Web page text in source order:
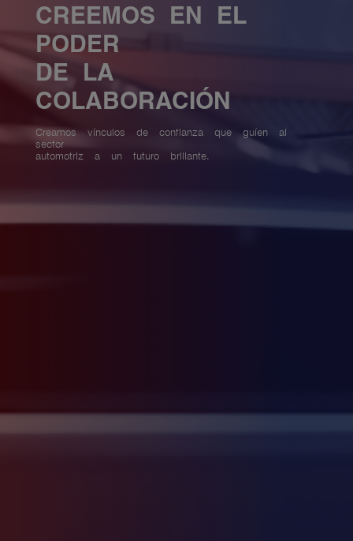
CREEMOS EN EL
PODER
DE LA
COLABORACIÓN
Creamos vínculos de confianza que guíen al
sector
automotriz a un futuro brillante.